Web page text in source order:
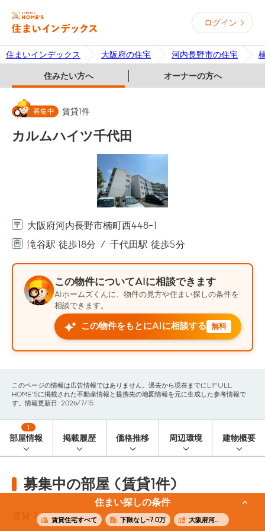
ログイン
住まいインデックス 大阪府の住宅 河内長野市の住宅
住みたい方へ オーナーの方へ
住まい探しの条件
賃貸住宅すべて 下限なし~7.0万 大阪府河内長野市
募集中 賃貸1件
カルムハイツ千代田
大阪府河内長野市楠町西448-1
滝谷駅 徒歩18分
千代田駅 徒歩5分
この物件についてAIに相談できます
AIホームズくんに、物件の見方や住まい探しの条件を
相談できます。
この物件をもとにAIに相談する 無料
このページの情報は広告情報ではありません。過去から現在までにLIFULL
HOME'Sに掲載された不動産情報と提携先の地図情報を元に生成した参考情報で
す。情報更新日: 2026/7/15
部屋情報
1
掲載履歴 価格推移 周辺環境 建物概要
募集中の部屋 (賃貸1件)
1 件